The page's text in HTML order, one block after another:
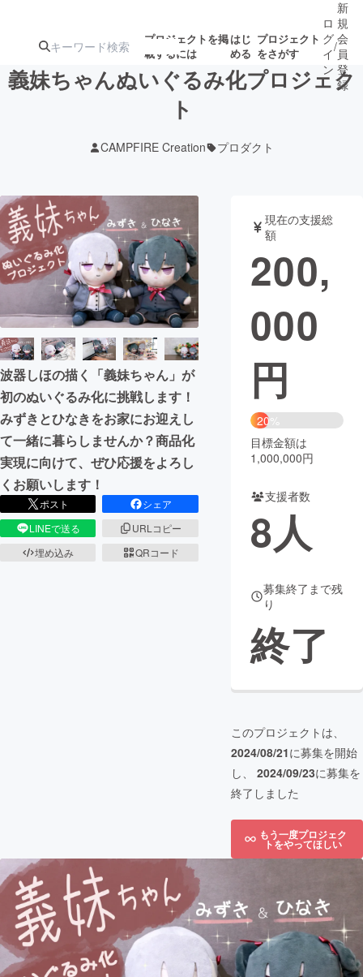
プロジェクトを掲
載するには
はじ
める
プロジェクト
をさがす
ターン
ジェクト
募集終了が近いプ
ロジェクト
アート・写真 音楽
テクノロジー・ガジェット ゲーム・サ
映像・映画
ビジネス・起業
まちづくり・地域活性化
CAMPFIRE for Social Good
CAMPFIRE Creation
CAMPFIREふるさと納税machi-ya コミュニティ
ロ
グ
イ
ン
/
新
規
会
員
登
録
義妹ちゃんぬいぐるみ化プロジェク
ト
CAMPFIRE Creation プロダクト
波器しほの描く「義妹ちゃん」が
初のぬいぐるみ化に挑戦します！
みずきとひなきをお家にお迎えし
て一緒に暮らしませんか？商品化
実現に向けて、ぜひ応援をよろし
くお願いします！
ポスト
シェア
LINEで送る
URLコピー
埋め込み
QRコード
現在の支援総
額
200,
000
円
20%
目標金額は
1,000,000円
支援者数
8人
募集終了まで残
り
終了
このプロジェクトは、
2024/08/21に募集を開始
し、 2024/09/23に募集を
終了しました
もう一度プロジェク
トをやってほしい